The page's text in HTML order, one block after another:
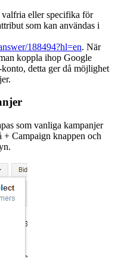
valfria eller specifika för
som kan användas i
188494?hl=en. När
koppla ihop Google
detta ger då möjlighet
som vanliga kampanjer
Campaign knappen och